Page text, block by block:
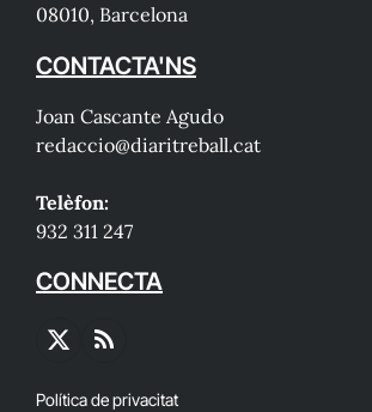
08010, Barcelona
CONTACTA'NS
Joan Cascante Agudo
redaccio@diaritreball.cat
Telèfon:
932 311 247
CONNECTA
X
RSS
Política de privacitat